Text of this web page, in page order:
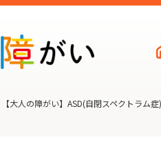
【大人の障がい】ASD(自閉スペクトラム